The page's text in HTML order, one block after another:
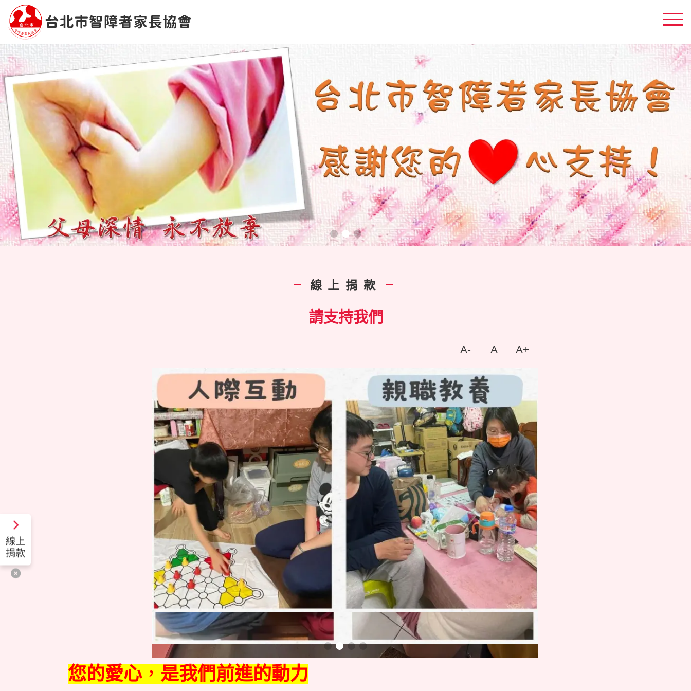
| 線上捐款 |
請支持我們
A- A A+
您的愛心 ， 是我們前進的動力
線上
捐款